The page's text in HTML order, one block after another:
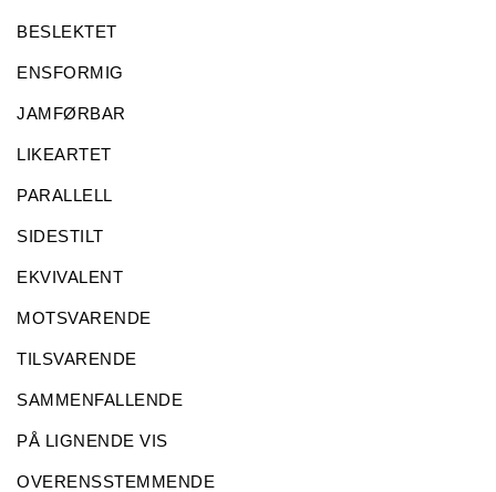
BESLEKTET
ENSFORMIG
JAMFØRBAR
LIKEARTET
PARALLELL
SIDESTILT
EKVIVALENT
MOTSVARENDE
TILSVARENDE
SAMMENFALLENDE
PÅ LIGNENDE VIS
OVERENSSTEMMENDE